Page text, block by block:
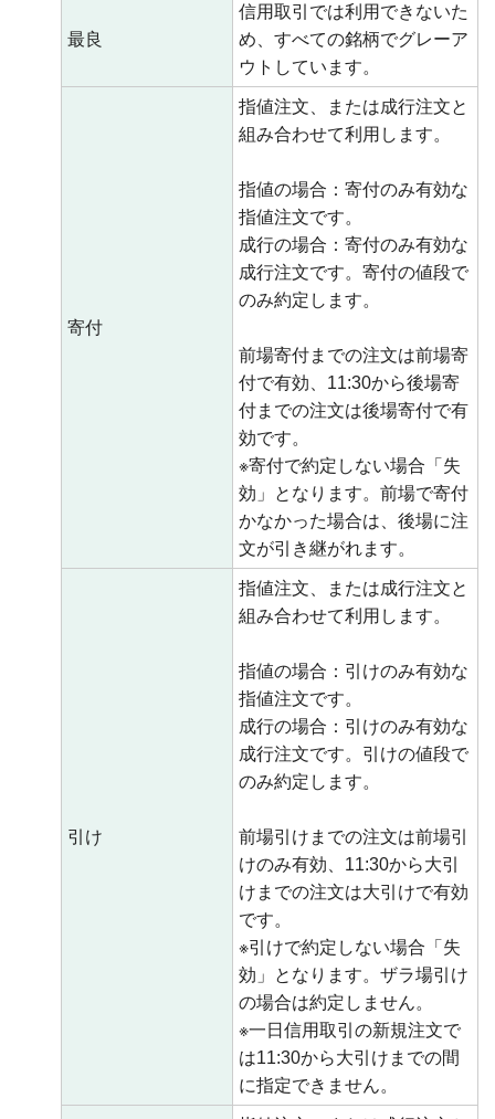
最良
信用取引では利用できないた
め、すべての銘柄でグレーア
ウトしています。
寄付
指値注文、または成行注文と
組み合わせて利用します。
指値の場合：寄付のみ有効な
指値注文です。
成行の場合：寄付のみ有効な
成行注文です。寄付の値段で
のみ約定します。
前場寄付までの注文は前場寄
付で有効、11:30から後場寄
付までの注文は後場寄付で有
効です。
※寄付で約定しない場合「失
効」となります。前場で寄付
かなかった場合は、後場に注
文が引き継がれます。
引け
指値注文、または成行注文と
組み合わせて利用します。
指値の場合：引けのみ有効な
指値注文です。
成行の場合：引けのみ有効な
成行注文です。引けの値段で
のみ約定します。
前場引けまでの注文は前場引
けのみ有効、11:30から大引
けまでの注文は大引けで有効
です。
※引けで約定しない場合「失
効」となります。ザラ場引け
の場合は約定しません。
※一日信用取引の新規注文で
は11:30から大引けまでの間
に指定できません。